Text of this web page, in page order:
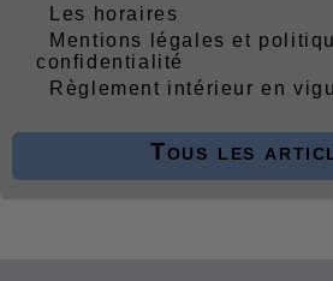
Les horaires
Mentions légales et
confidentialité
Règlement intérieur en
Tous les